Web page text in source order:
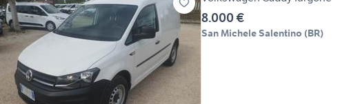
8.000 €
San Michele Salentino (BR)